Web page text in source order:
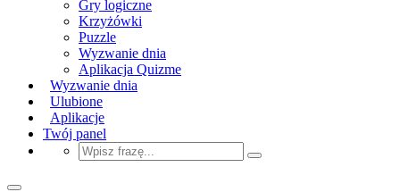
Gry logiczne
Krzyżówki
Puzzle
Wyzwanie dnia
Aplikacja Quizme
Wyzwanie dnia
Ulubione
Aplikacje
Twój panel